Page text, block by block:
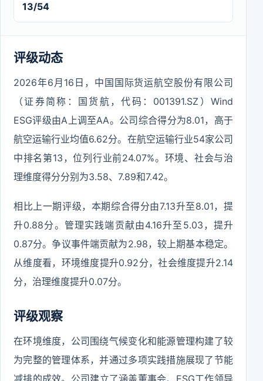
13/54
评级动态
2026年6月16日，中国国际货运航空股份有限公司
（证券简称：国货航，代码：001391.SZ）Wind
ESG评级由A上调至AA。公司综合得分为8.01，高于
航空运输行业均值6.62分。在航空运输行业54家公司
中排名第13，位列行业前24.07%。环境、社会与治
理维度得分分别为3.58、7.89和7.42。
相比上一期评级，本期综合得分由7.13升至8.01，提
升0.88分。管理实践端贡献由4.16升至5.03，提升
0.87分。争议事件端贡献为2.98，较上期基本稳定。
从维度看，环境维度提升0.92分，社会维度提升2.14
分，治理维度提升0.07分。
评级观察
在环境维度，公司围绕气候变化和能源管理构建了较
为完整的管理体系，并通过多项实践措施展现了节能
减排的成效。公司建立了涵盖董事会、ESG工作领导